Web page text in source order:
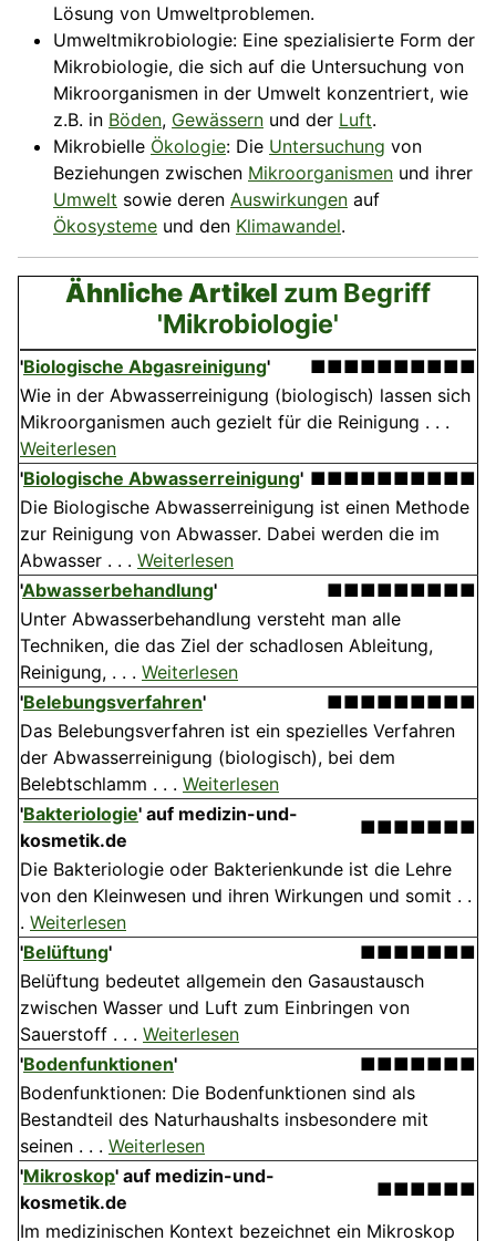
Lösung von Umweltproblemen.
Umweltmikrobiologie: Eine spezialisierte Form der
Mikrobiologie, die sich auf die Untersuchung von
Mikroorganismen in der Umwelt konzentriert, wie
z.B. in Böden, Gewässern und der Luft.
Mikrobielle Ökologie: Die Untersuchung von
Beziehungen zwischen Mikroorganismen und ihrer
Umwelt sowie deren Auswirkungen auf
Ökosysteme und den Klimawandel.
Ähnliche Artikel zum Begriff
'Mikrobiologie'
'Biologische Abgasreinigung'
■■■■■■■■■■
Wie in der Abwasserreinigung (biologisch) lassen sich
Mikroorganismen auch gezielt für die Reinigung . . .
Weiterlesen
'Biologische Abwasserreinigung' ■■■■■■■■■■
Die Biologische Abwasserreinigung ist einen Methode
zur Reinigung von Abwasser. Dabei werden die im
Abwasser . . . Weiterlesen
'Abwasserbehandlung'
■■■■■■■■■
Unter Abwasserbehandlung versteht man alle
Techniken, die das Ziel der schadlosen Ableitung,
Reinigung, . . . Weiterlesen
'Belebungsverfahren'
■■■■■■■■■
Das Belebungsverfahren ist ein spezielles Verfahren
der Abwasserreinigung (biologisch), bei dem
Belebtschlamm . . . Weiterlesen
'Bakteriologie' auf medizin-und-
kosmetik.de
■■■■■■■
Die Bakteriologie oder Bakterienkunde ist die Lehre
von den Kleinwesen und ihren Wirkungen und somit . .
. Weiterlesen
'Belüftung'
■■■■■■■
Belüftung bedeutet allgemein den Gasaustausch
zwischen Wasser und Luft zum Einbringen von
Sauerstoff . . . Weiterlesen
'Bodenfunktionen'
■■■■■■■
Bodenfunktionen: Die Boden­funktionen sind als
Bestandteil des Naturhaushalts insbesondere mit
seinen . . . Weiterlesen
'Mikroskop' auf medizin-und-
kosmetik.de
■■■■■■
Im medizinischen Kontext bezeichnet ein Mikroskop